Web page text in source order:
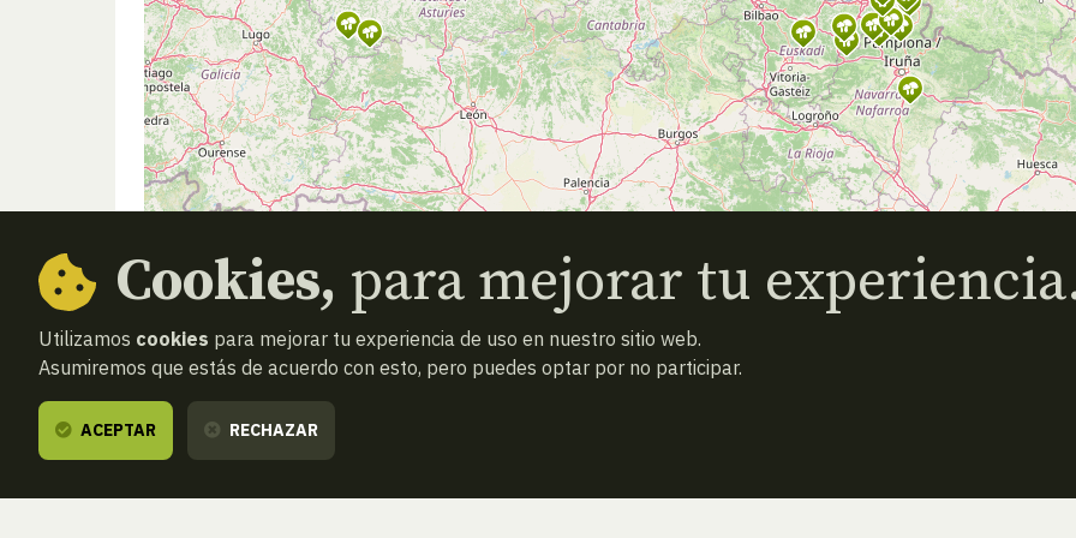
Cookies, para mejorar tu
Utilizamos cookies para mejorar tu experiencia de uso en nuestro sitio web.
Asumiremos que estás de acuerdo con esto, pero puedes optar por no participar.
ACEPTAR RECHAZAR